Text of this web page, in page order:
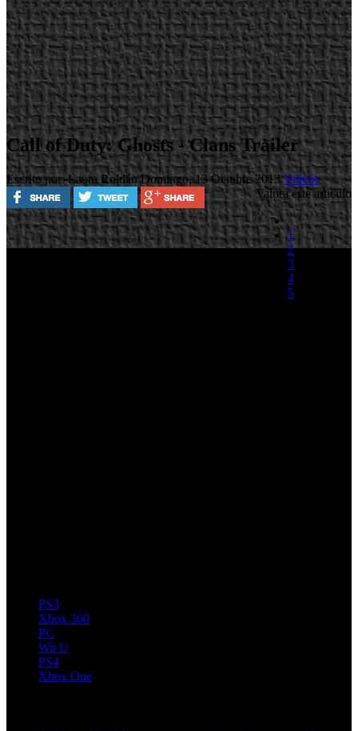
Call of Duty: Ghosts - Clans Trailer
Escrito por Laura RoldánDomingo, 13 Octubre 2013Videos
Valora este artículo
1
2
3
4
5
PS3
Xbox 360
PC
Wii U
PS4
Xbox One